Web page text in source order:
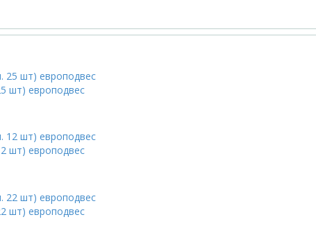
шт) европодвес
шт) европодвес
шт) европодвес